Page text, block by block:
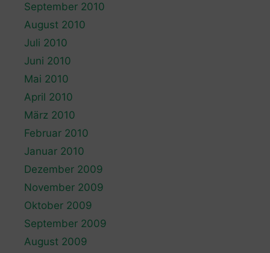
September 2010
August 2010
Juli 2010
Juni 2010
Mai 2010
April 2010
März 2010
Februar 2010
Januar 2010
Dezember 2009
November 2009
Oktober 2009
September 2009
August 2009